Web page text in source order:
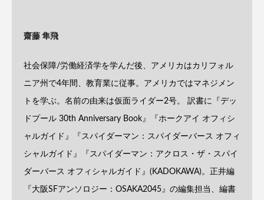
齋藤 隼飛
社会保障/労働経済学を学んだ後、アメリカはカリフォル
ニア州で4年間、教育業に従事。アメリカではマネジメン
トを学ぶ。名前の由来は仮面ライダー2号。 訳書に『デッ
ドプール 30th Anniversary Book』『ホークアイ オフィシ
ャルガイド』『スパイダーマン：スパイダーバース オフィ
シャルガイド』『スパイダーマン：アクロス・ザ・スパイ
ダーバース オフィシャルガイド』(KADOKAWA)。正井編
『大阪SFアンソロジー：OSAKA2045』の編集担当、編書